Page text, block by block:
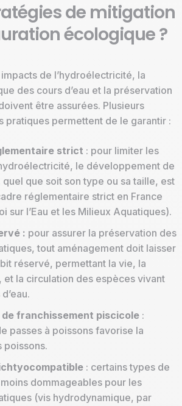
de mitigation
écologique ?
de l’hydroélectricité, la
des cours d’eau et la préservation
être assurées. Plusieurs
pratiques permettent de le garantir :
strict : pour limiter les
le développement de
que soit son type ou sa taille, est
réglementaire strict en France
sur l’Eau et les Milieux Aquatiques).
: pour assurer la préservation des
tout aménagement doit laisser
réservé, permettant la vie, la
et la circulation des espèces vivant
franchissement piscicole:
passes à poissons favorise la
poissons.
: certains types de
dommageables pour les
(vis hydrodynamique, par